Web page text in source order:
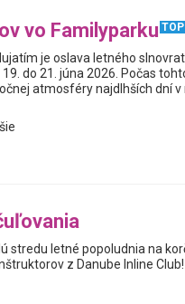
vo Familyparku TOP
je oslava letného
do 21. júna 2026. Počas
atmosféry najdlhších dní v
stredu letné popoludnia na
z Danube Inline Club!